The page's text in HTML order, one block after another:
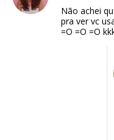
Não achei
pra ver vc
=O =O =O